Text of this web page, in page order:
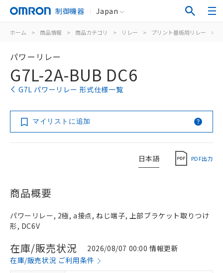
制御機器 Japan
ホーム > 商品情報 > 商品カテゴリ > リレー > プリント基板用リレー >
パワーリレー
G7L-2A-BUB DC6
G7L パワーリレー 形式仕様一覧
マイリストに追加
日本語 PDF出力
商品概要
パワーリレー, 2極, a接点, ねじ端子, 上部ブラケット取りつけ
形, DC6V
在庫/販売状況
2026/08/07 00:00 情報更新
在庫/販売状況 ご利用条件